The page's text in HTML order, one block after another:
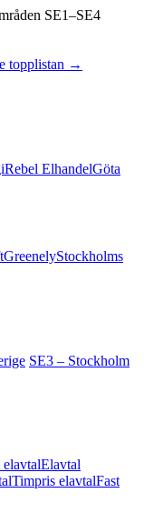
SE1–SE4
topplistan →
Rebel ElhandelGöta
GreenelyStockholms
SE3 – Stockholm
Elavtal
Timpris elavtalFast